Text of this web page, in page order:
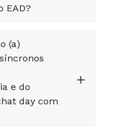
EAD?
(a)
e do
day com